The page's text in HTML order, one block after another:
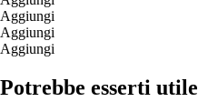
Aggiungi
Aggiungi
Aggiungi
Potrebbe esserti utile